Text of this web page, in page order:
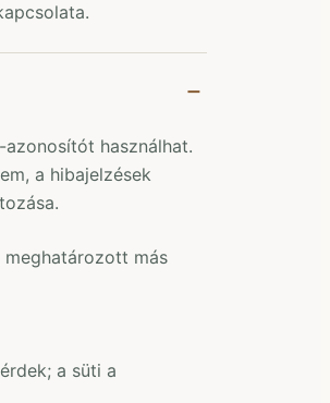
használhat.
a hibajelzések
meghatározott más
a süti a